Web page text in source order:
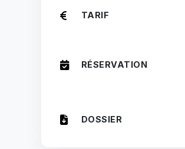
TARIF
RÉSERVATION
DOSSIER